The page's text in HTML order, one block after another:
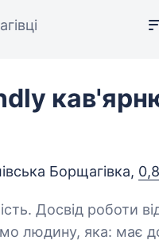
Борщагівка,
роботи від 1